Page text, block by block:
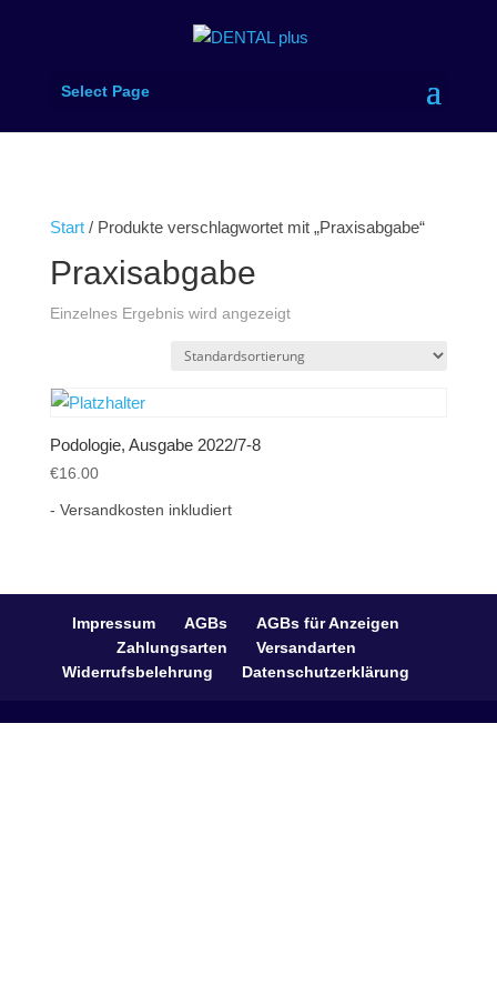
Select Page
Start/ Produkte verschlagwortet mit „Praxisabgabe“
Praxisabgabe
Einzelnes Ergebnis wird angezeigt
Podologie, Ausgabe 2022/7-8
€16.00
- Versandkosten inkludiert
Impressum AGBs
AGBs für Anzeigen
Zahlungsarten
Versandarten
Widerrufsbelehrung
Datenschutzerklärung